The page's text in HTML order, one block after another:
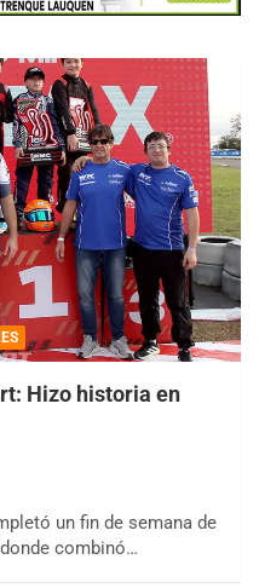
Hizo historia en
un fin de semana de
combinó…